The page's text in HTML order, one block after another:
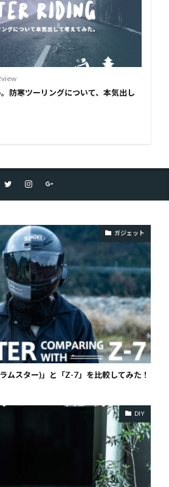
防寒ツーリングについて、本気出し
ガジェット
ムスター)」と「Z-7」を比較してみた！
DIY